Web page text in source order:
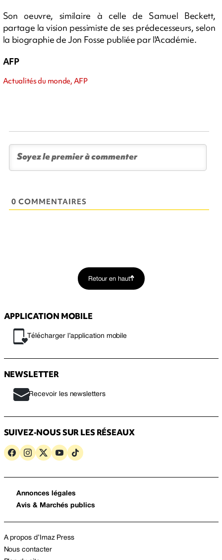
Son oeuvre, similaire à celle de Samuel Beckett,
partage la vision pessimiste de ses prédecesseurs, selon
la biographie de Jon Fosse publiée par l'Académie.
AFP
Actualités du monde, AFP
0 COMMENTAIRES
Retour en haut
APPLICATION MOBILE
Télécharger l’application mobile
NEWSLETTER
Recevoir les newsletters
SUIVEZ-NOUS SUR LES RÉSEAUX
Annonces légales
Avis & Marchés publics
A propos d’Imaz Press
Nous contacter